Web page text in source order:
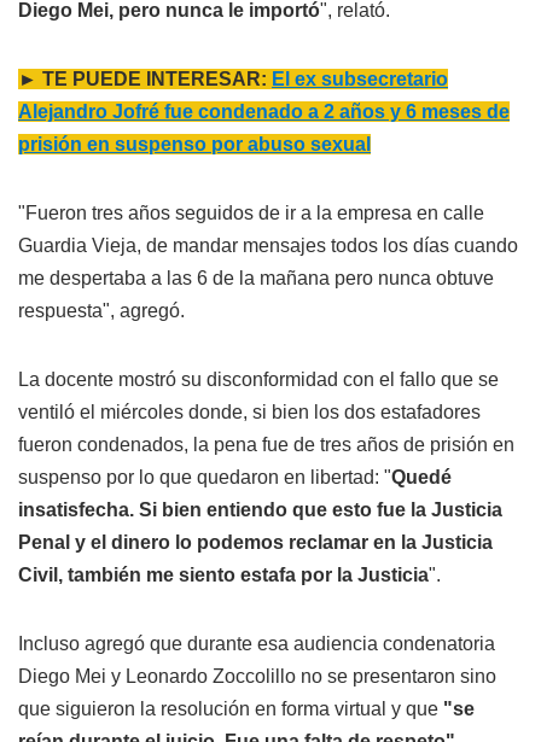
Diego Mei, pero nunca le importó", relató.
► TE PUEDE INTERESAR: El ex subsecretario
Alejandro Jofré fue condenado a 2 años y 6 meses de
prisión en suspenso por abuso sexual
"Fueron tres años seguidos de ir a la empresa en calle
Guardia Vieja, de mandar mensajes todos los días cuando
me despertaba a las 6 de la mañana pero nunca obtuve
respuesta", agregó.
La docente mostró su disconformidad con el fallo que se
ventiló el miércoles donde, si bien los dos estafadores
fueron condenados, la pena fue de tres años de prisión en
suspenso por lo que quedaron en libertad: "Quedé
insatisfecha. Si bien entiendo que esto fue la Justicia
Penal y el dinero lo podemos reclamar en la Justicia
Civil, también me siento estafa por la Justicia".
Incluso agregó que durante esa audiencia condenatoria
Diego Mei y Leonardo Zoccolillo no se presentaron sino
que siguieron la resolución en forma virtual y que "se